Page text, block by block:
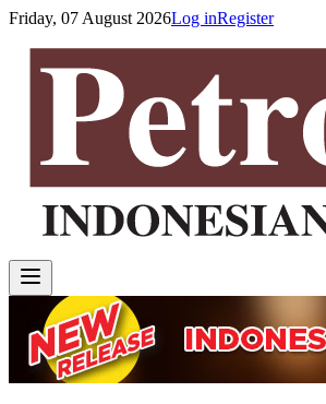
Friday, 07 August 2026Log inRegister